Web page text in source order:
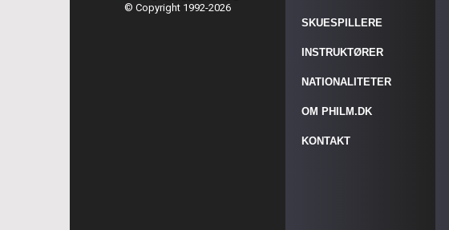
© Copyright 1992-2026
SKUESPILLERE
INSTRUKTØRER
NATIONALITETER
OM PHILM.DK
KONTAKT